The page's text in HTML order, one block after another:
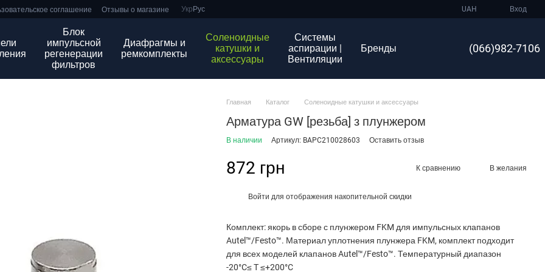
соглашение Отзывы о магазине Укр Рус UAH Вход
Блок
импульсной
регенерации
фильтров
Диафрагмы и
ремкомплекты
Соленоидные
катушки и
аксессуары
Системы
аспирации |
Вентиляции
Бренды (066)982-7106
Главная Каталог Соленоидные катушки и аксессуары
Арматура GW [резьба] з плунжером
В наличии Артикул: BAPC210028603 Оставить отзыв
872 грн К сравнению В желания
Войти для отображения накопительной скидки
Комплект: якорь в сборе с плунжером FKM для импульсных клапанов
Autel™/Festo™. Материал уплотнения плунжера FKM, комплект подходит
для всех моделей клапанов Autel™/Festo™. Температурный диапазон
-20°C≤ T ≤+200°C